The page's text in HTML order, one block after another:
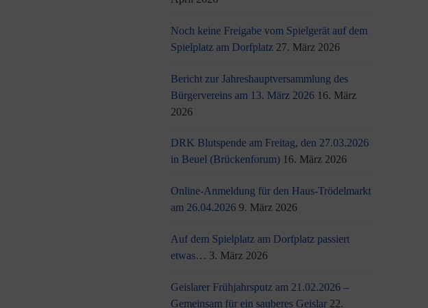
Noch keine Freigabe vom Spielgerät auf dem
Spielplatz am Dorfplatz 27. März 2026
Bericht zur Jahreshauptversammlung des
Bürgervereins am 13. März 2026 16. März
2026
DRK Blutspende am Freitag, den 27.03.2026
in Beuel (Brückenforum) 16. März 2026
Online-Anmeldung für den Haus-Trödelmarkt
am 26.04.2026 9. März 2026
Auf dem Spielplatz am Dorfplatz passiert
etwas… 3. März 2026
Geislarer Frühjahrsputz am 21.02.2026 –
Gemeinsam für ein sauberes Geislar 22.